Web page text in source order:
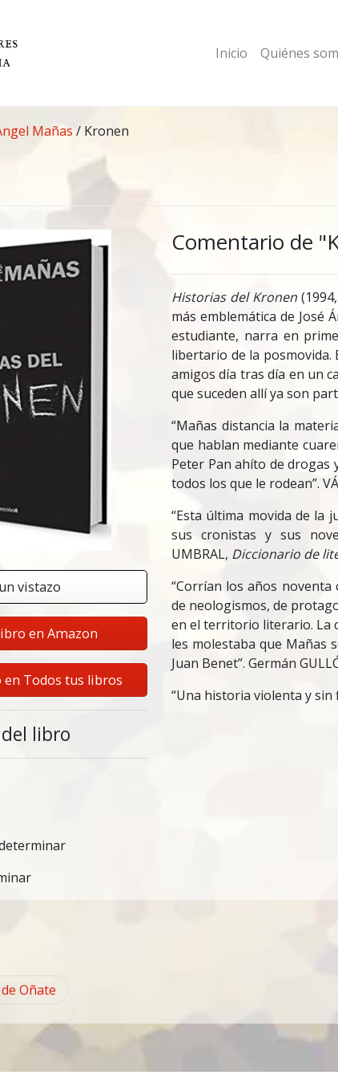
Inicio Quiénes
Mañas / Kronen
vistazo
en Amazon
Todos tus libros
libro
Comentario de
Historias del Kronen
más emblemática de José
estudiante, narra en
libertario de la posmovida.
amigos día tras día en un
que suceden allí ya son
“Mañas distancia la
que hablan mediante
Peter Pan ahíto de drogas
todos los que le rodean”.
“Esta última movida de la
sus cronistas y sus
UMBRAL, Diccionario de
“Corrían los años noventa
de neologismos, de
en el territorio literario. La
les molestaba que Mañas
Juan Benet”. Germán
“Una historia violenta y sin
Oñate